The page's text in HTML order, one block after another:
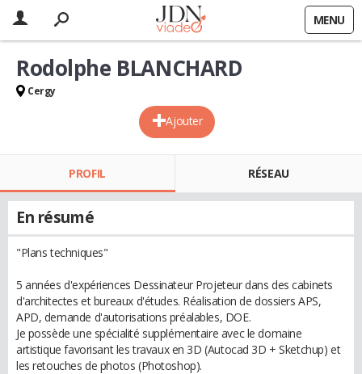
MENU
Ajouter
Rodolphe BLANCHARD
Cergy
PROFIL RÉSEAU
En résumé
"Plans techniques"
5 années d'expériences Dessinateur Projeteur dans des cabinets
d'architectes et bureaux d'études. Réalisation de dossiers APS,
APD, demande d'autorisations préalables, DOE.
Je possède une spécialité supplémentaire avec le domaine
artistique favorisant les travaux en 3D (Autocad 3D + Sketchup) et
les retouches de photos (Photoshop).